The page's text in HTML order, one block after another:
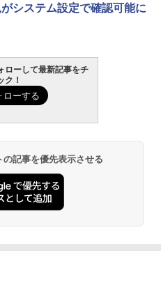
システム設定で確認可能に
ローして最新記事をチ
ク！
記事を優先表示させる